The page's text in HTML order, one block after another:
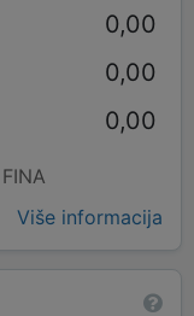
0,00
0,00
0,00
Više informacija